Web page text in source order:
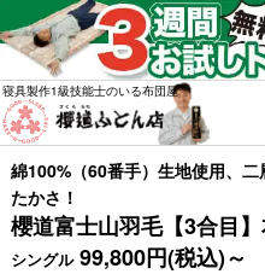
櫻道富士山羽毛【3合目
シングル99,800円(税込)～
綿100%（60番手）生地使用、
たかさ！
敷布団・掛け
寝具製作1級技能士のいる布団屋